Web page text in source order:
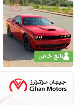
بائع خاص